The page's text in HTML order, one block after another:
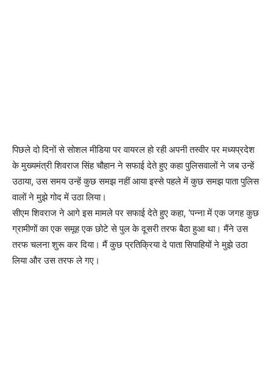
पिछले दो दिनों से सोशल मीडिया पर वायरल हो रही अपनी तस्वीर पर मध्यप्रदेश
के मुख्यमंत्री शिवराज सिंह चौहान ने सफाई देते हुए कहा पुलिसवालों ने जब उन्हें
उठाया, उस समय उन्हें कुछ समझ नहीं आया इस्से पहले में कुछ समझ पाता पुलिस
वालों ने मुझे गोद में उठा लिया।
सीएम शिवराज ने आगे इस मामले पर सफाई देते हुए कहा, ‘पन्ना में एक जगह कुछ
ग्रामीणों का एक समूह एक छोटे से पुल के दूसरी तरफ बैठा हुआ था। मैंने उस
तरफ चलना शुरू कर दिया। मैं कुछ प्रतिक्रिया दे पाता सिपाहियों ने मुझे उठा
लिया और उस तरफ ले गए।